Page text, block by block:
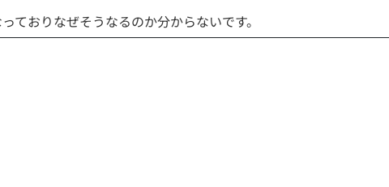
おりなぜそうなるのか分からないです。